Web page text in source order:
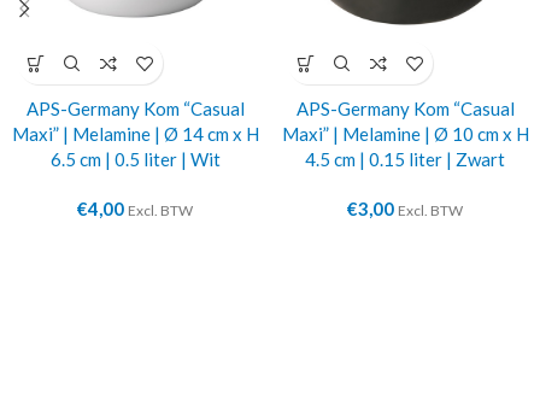
APS-Germany Kom “Casual
Maxi” | Melamine | Ø 14 cm x H
6.5 cm | 0.5 liter | Wit
€4,00 Excl. BTW
APS-Germany Kom “Casual
Maxi” | Melamine | Ø 10 cm x H
4.5 cm | 0.15 liter | Zwart
€3,00 Excl. BTW